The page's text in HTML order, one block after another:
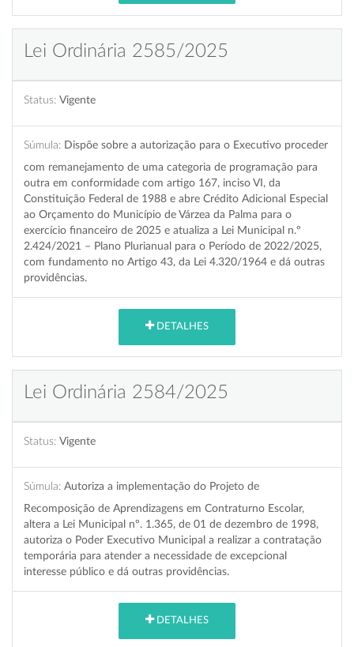
Lei Ordinária 2585/2025
Status: Vigente
Súmula: Dispõe sobre a autorização para o Executivo proceder
com remanejamento de uma categoria de programação para
outra em conformidade com artigo 167, inciso VI, da
Constituição Federal de 1988 e abre Crédito Adicional Especial
ao Orçamento do Município de Várzea da Palma para o
exercício financeiro de 2025 e atualiza a Lei Municipal n.º
2.424/2021 – Plano Plurianual para o Período de 2022/2025,
com fundamento no Artigo 43, da Lei 4.320/1964 e dá outras
providências.
DETALHES
Lei Ordinária 2584/2025
Status: Vigente
Súmula: Autoriza a implementação do Projeto de
Recomposição de Aprendizagens em Contraturno Escolar,
altera a Lei Municipal nº. 1.365, de 01 de dezembro de 1998,
autoriza o Poder Executivo Municipal a realizar a contratação
temporária para atender a necessidade de excepcional
interesse público e dá outras providências.
DETALHES